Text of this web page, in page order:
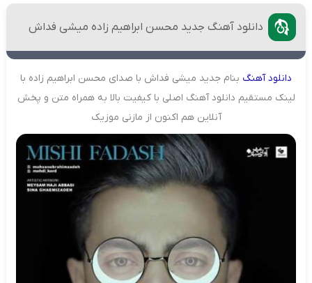
دانلود آهنگ جدید محسن ابراهیم زاده میشی فداش
دانلودآهنگ بنام جدید میشی فداش با صدای محسن ابراهیم زاده با
لینک مستقیم دانلود آهنگ اصلی با کیفیت بالا به همراه متن و پخش
آنلاین هم اکنون از مازنی موزیک